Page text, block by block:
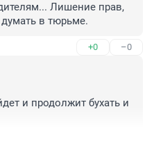
Лишение прав,
в тюрьме.
+0 –0
и продолжит бухать и